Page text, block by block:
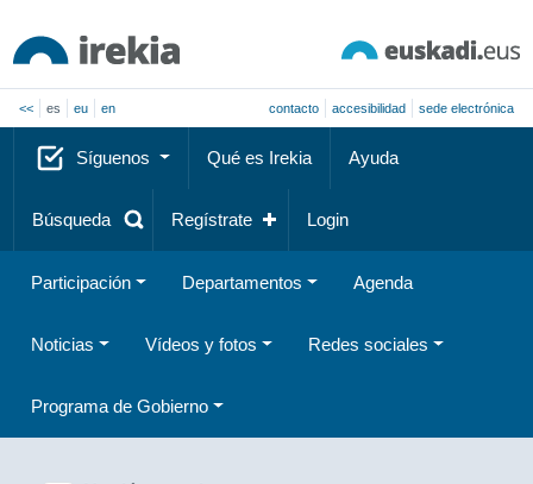
<< es eu en contacto accesibilidad sede electrónica
Síguenos Qué es Irekia Ayuda
Búsqueda Regístrate Login
Participación Departamentos Agenda
Noticias Vídeos y fotos Redes sociales
Programa de Gobierno